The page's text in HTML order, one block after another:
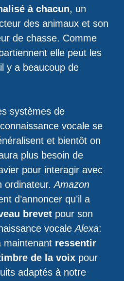
à chacun, un
des animaux et son
de chasse. Comme
elle peut les
y a beaucoup de
systèmes de
vocale se
et bientôt on
plus besoin de
pour interagir avec
ordinateur.Amazon
d’annoncer qu’il a
brevet pour son
vocaleAlexa:
maintenant ressentir
de la voix pour
adaptés à notre